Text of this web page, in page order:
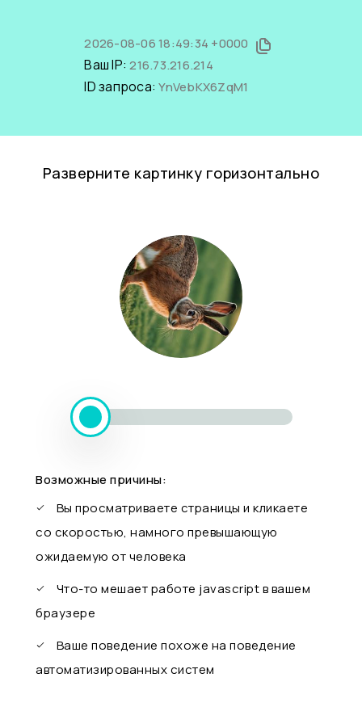
2026-08-06 18:49:34 +0000
Ваш IP:216.73.216.214
ID запроса:YnVebKX6ZqM1
Разверните картинку горизонтально
Возможные причины:
Вы просматриваете страницы и кликаете
со скоростью, намного превышающую
ожидаемую от человека
Что-то мешает работе javascript в вашем
браузере
Ваше поведение похоже на поведение
автоматизированных систем